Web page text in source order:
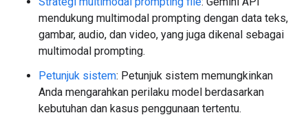
mendukung multimodal prompting dengan data teks,
gambar, audio, dan video, yang juga dikenal sebagai
multimodal prompting.
Petunjuk sistem: Petunjuk sistem memungkinkan
Anda mengarahkan perilaku model berdasarkan
kebutuhan dan kasus penggunaan tertentu.